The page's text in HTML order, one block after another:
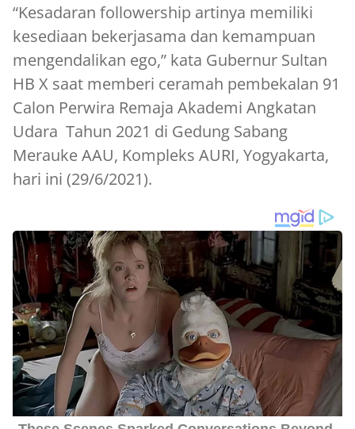
“Kesadaran followership artinya memiliki
kesediaan bekerjasama dan kemampuan
mengendalikan ego,” kata Gubernur Sultan
HB X saat memberi ceramah pembekalan 91
Calon Perwira Remaja Akademi Angkatan
Udara Tahun 2021 di Gedung Sabang
Merauke AAU, Kompleks AURI, Yogyakarta,
hari ini (29/6/2021).